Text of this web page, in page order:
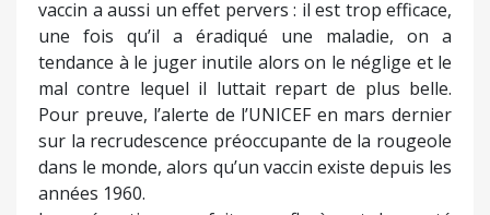
vaccin a aussi un effet pervers : il est trop efficace,
une fois qu’il a éradiqué une maladie, on a
tendance à le juger inutile alors on le néglige et le
mal contre lequel il luttait repart de plus belle.
Pour preuve, l’alerte de l’UNICEF en mars dernier
sur la recrudescence préoccupante de la rougeole
dans le monde, alors qu’un vaccin existe depuis les
années 1960.